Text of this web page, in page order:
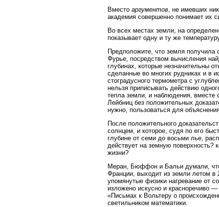
Вместо аргументов , не имевших
академия совершенно понимает их
Во всех местах земли, на
показывает одну и ту же
Предположите, что земля получила
Фурье, посредством вычисления
глубинах, которые незначительны
сделанные во многих рудниках и в
стоградусного термометра с
нельзя приписывать действию
тепла земли, и наблюдения,
Лейбниц без положительных
нужно, пользоваться для
После положительного
солнцем, и которое, судя по его
глубине от семи до восьми лье,
действует на земную поверхность?
жизни?
Меран, Бюффон и Бальи думали,
Франции, выходит из земли летом в
упомянутые физики нагревание от
изложено искусно и красноречиво
«Письмах к Вольтеру о
светильником математики.